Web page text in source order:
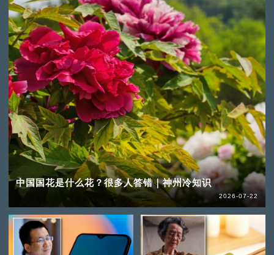
中国国花是什么花？很多人答错｜神州冷知识
2026-07-22